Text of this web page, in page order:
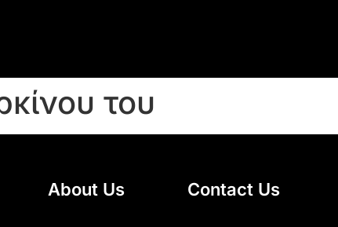
του
About Us Contact Us